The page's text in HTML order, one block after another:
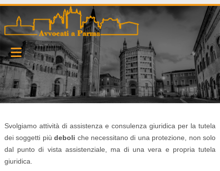
Svolgiamo attività di assistenza e consulenza giuridica per la tutela
dei soggetti piùdeboli che necessitano di una protezione, non solo
dal punto di vista assistenziale, ma di una vera e propria tutela
giuridica.